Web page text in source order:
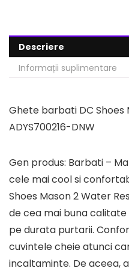
Descriere
Informații suplimentare
Ghete barbati DC Shoes
ADYS700216-DNW
Gen produs: Barbati –
cele mai cool si
Shoes Mason 2 Water
de cea mai buna
pe durata purtarii.
cuvintele cheie atunci
incaltaminte. De aceea,